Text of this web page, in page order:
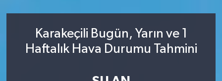
Karakeçili Bugün, Yarın ve 1
Haftalık Hava Durumu Tahmini
Tüm Manşetler
Son Dakika Haberleri